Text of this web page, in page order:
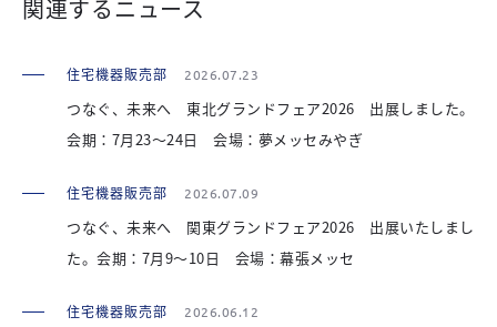
関連するニュース
住宅機器販売部 2026.07.23
つなぐ、未来へ 東北グランドフェア2026 出展しました。
会期：7月23～24日 会場：夢メッセみやぎ
住宅機器販売部 2026.07.09
つなぐ、未来へ 関東グランドフェア2026 出展いたしまし
た。会期：7月9～10日 会場：幕張メッセ
住宅機器販売部 2026.06.12